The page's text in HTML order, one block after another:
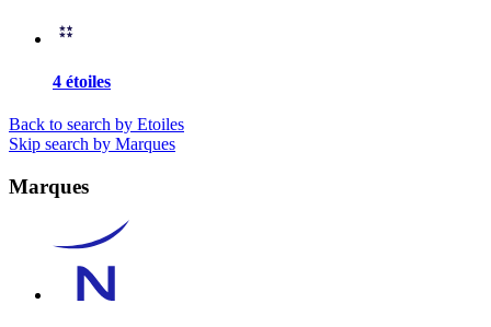
4 étoiles
Back to search by Etoiles
Skip search by Marques
Marques